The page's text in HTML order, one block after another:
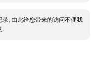
录, 由此给您带来的访问不便我
.